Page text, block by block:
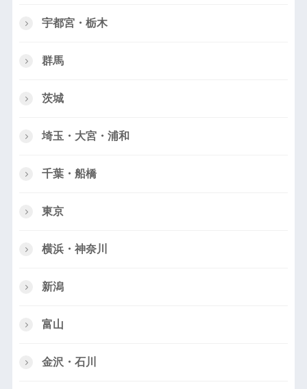
宇都宮・栃木
群馬
茨城
埼玉・大宮・浦和
千葉・船橋
東京
横浜・神奈川
新潟
富山
金沢・石川